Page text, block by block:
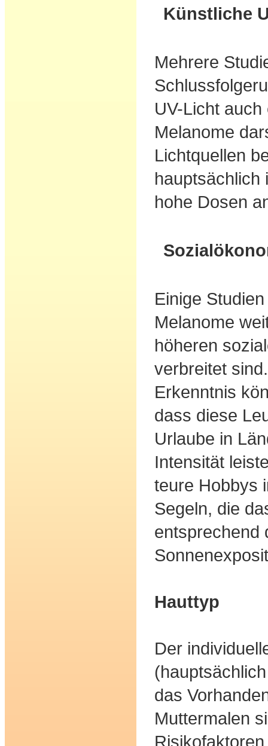
Künstliche
Mehrere
UV-Licht
Melanome
Lichtquellen
hauptsächlich
hohe Dosen
Einige
Melanome
höheren
verbreitet
Erkenntnis
dass diese
Urlaube in
Intensität
teure Hobbys
Segeln, die
entsprechend
Hauttyp
Der
das
Muttermalen